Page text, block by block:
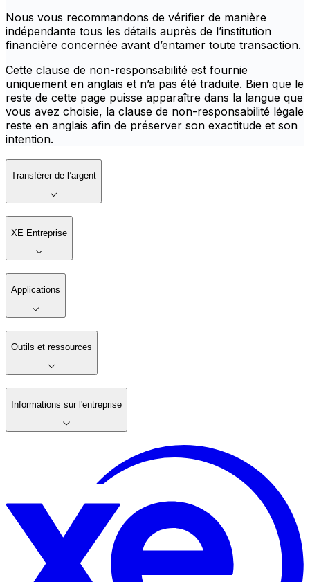
Nous vous recommandons de vérifier de manière
indépendante tous les détails auprès de l’institution
financière concernée avant d’entamer toute transaction.
Cette clause de non-responsabilité est fournie
uniquement en anglais et n’a pas été traduite. Bien que le
reste de cette page puisse apparaître dans la langue que
vous avez choisie, la clause de non-responsabilité légale
reste en anglais afin de préserver son exactitude et son
intention.
Transférer de l’argent
XE Entreprise
Applications
Outils et ressources
Informations sur l'entreprise